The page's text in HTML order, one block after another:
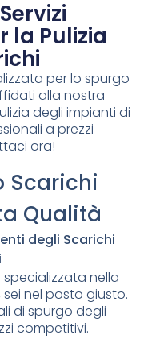
la Pulizia
per lo spurgo
alla nostra
degli impianti di
a prezzi
ora!
Scarichi
Qualità
degli Scarichi
nella
nel posto giusto.
di spurgo degli
competitivi.